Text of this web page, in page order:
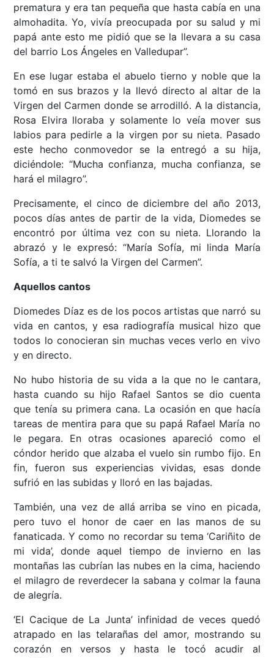
prematura y era tan pequeña que hasta cabía en una
almohadita. Yo, vivía preocupada por su salud y mi
papá ante esto me pidió que se la llevara a su casa
del barrio Los Ángeles en Valledupar”.
En ese lugar estaba el abuelo tierno y noble que la
tomó en sus brazos y la llevó directo al altar de la
Virgen del Carmen donde se arrodilló. A la distancia,
Rosa Elvira lloraba y solamente lo veía mover sus
labios para pedirle a la virgen por su nieta. Pasado
este hecho conmovedor se la entregó a su hija,
diciéndole: “Mucha confianza, mucha confianza, se
hará el milagro”.
Precisamente, el cinco de diciembre del año 2013,
pocos días antes de partir de la vida, Diomedes se
encontró por última vez con su nieta. Llorando la
abrazó y le expresó: “María Sofía, mi linda María
Sofía, a ti te salvó la Virgen del Carmen”.
Aquellos cantos
Diomedes Díaz es de los pocos artistas que narró su
vida en cantos, y esa radiografía musical hizo que
todos lo conocieran sin muchas veces verlo en vivo
y en directo.
No hubo historia de su vida a la que no le cantara,
hasta cuando su hijo Rafael Santos se dio cuenta
que tenía su primera cana. La ocasión en que hacía
tareas de mentira para que su papá Rafael María no
le pegara. En otras ocasiones apareció como el
cóndor herido que alzaba el vuelo sin rumbo fijo. En
fin, fueron sus experiencias vividas, esas donde
sufrió en las subidas y lloró en las bajadas.
También, una vez de allá arriba se vino en picada,
pero tuvo el honor de caer en las manos de su
fanaticada. Y como no recordar su tema ‘Cariñito de
mi vida’, donde aquel tiempo de invierno en las
montañas las cubrían las nubes en la cima, haciendo
el milagro de reverdecer la sabana y colmar la fauna
de alegría.
‘El Cacique de La Junta’ infinidad de veces quedó
atrapado en las telarañas del amor, mostrando su
corazón en versos y hasta le tocó acudir al